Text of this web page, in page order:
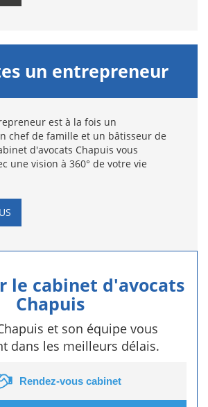
un entrepreneur
est à la fois un
chef de famille et un bâtisseur de
d'avocats Chapuis vous
une vision à 360° de votre vie
le cabinet d'avocats
Chapuis
et son équipe vous
dans les meilleurs délais.
Rendez-vous cabinet